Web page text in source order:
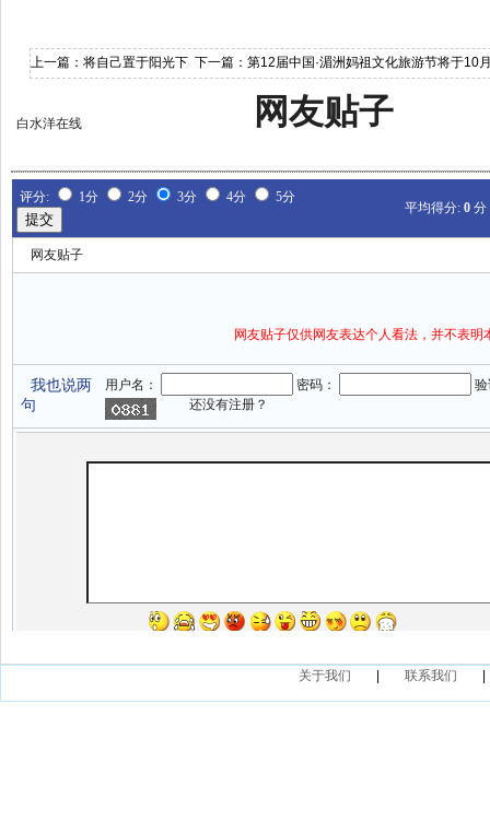
上一篇： 将自己置于阳光下 下一篇： 第12届中国·湄洲妈祖文化旅游节将于10
关于我们 联系我们